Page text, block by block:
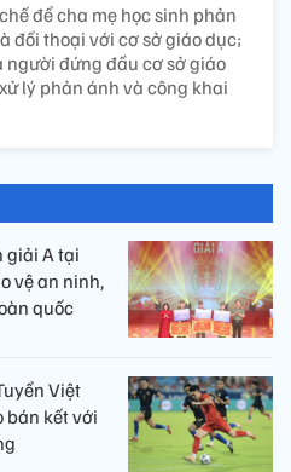
để cha mẹ học sinh phản
đối thoại với cơ sở giáo dục;
đứng đầu cơ sở giáo
lý phản ánh và công khai
giải A tại
vệ an ninh,
quốc
Việt
bán kết với